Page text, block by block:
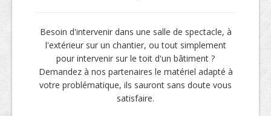
Besoin d'intervenir dans une salle de spectacle, à
l'extérieur sur un chantier, ou tout simplement
pour intervenir sur le toit d'un bâtiment ?
Demandez à nos partenaires le matériel adapté à
votre problématique, ils sauront sans doute vous
satisfaire.